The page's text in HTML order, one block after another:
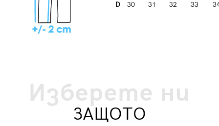
D
30 31 32 33
Изберете ни
ЗАЩОТО